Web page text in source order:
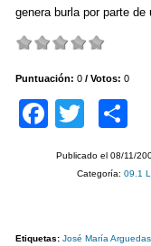
genera burla por parte
Puntuación: 0 / Votos: 0
F
b
T
tt
m
ar
Publicado el08/11/
Categoría:09.1
Etiquetas: José María Arguedas